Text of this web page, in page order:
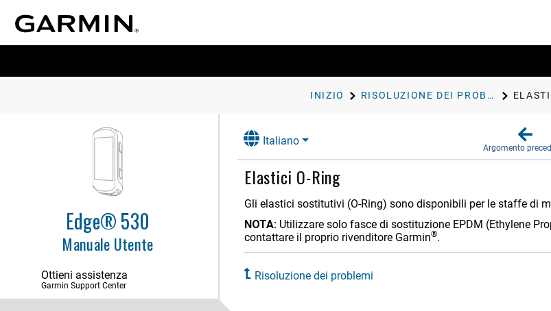
INIZIO RISOLUZIONE DEI PROBLEMI
Edge® 530
Manuale Utente
Ottieni assistenza
Garmin Support Center
Introduzione
Allenamenti
Italiano
Argomento
Elastici O-Ring
Gli elastici sostitutivi (O-Ring) sono disponibili per le staffe di
NOTA: Utilizzare solo fasce di sostituzione EPDM (Ethylene
contattare il proprio rivenditore Garmin®.
Risoluzione dei problemi